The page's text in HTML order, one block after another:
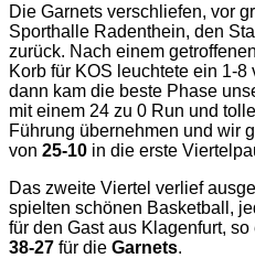
Die Garnets verschliefen, vor
Sporthalle Radenthein, den
zurück. Nach einem
Korb für KOS leuchtete ein 1-
dann kam die beste Phase
mit einem 24 zu 0 Run und
Führung übernehmen und wir
von 25-10 in die erste
Das zweite Viertel verlief
spielten schönen Basketball,
für den Gast aus Klagenfurt,
38-27 für die Garnets.